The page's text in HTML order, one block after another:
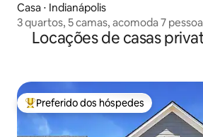
Casa ⋅ Indianápolis
3 quartos, 5 camas, acomoda 7
amplo
Locações de casas
Entre os melhores preferidos dos
Preferido dos hóspedes